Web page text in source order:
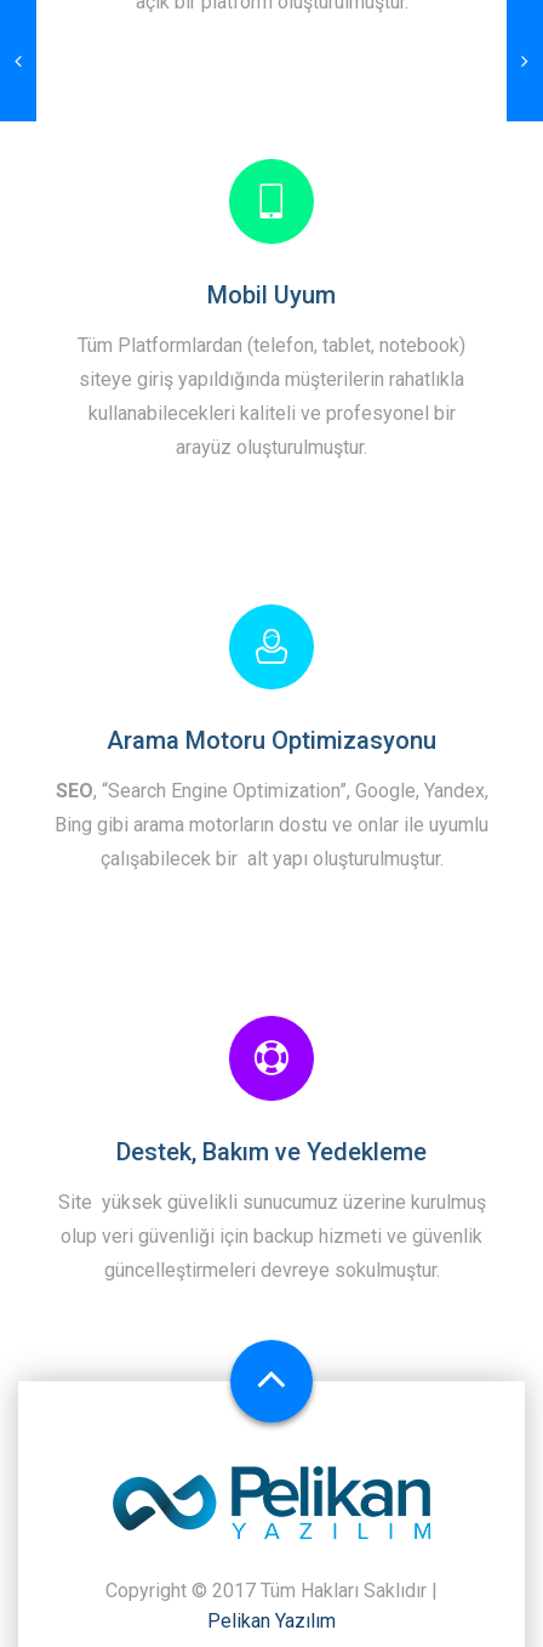
Mobil Uyum
Tüm Platformlardan (telefon, tablet, notebook)
siteye giriş yapıldığında müşterilerin rahatlıkla
kullanabilecekleri kaliteli ve profesyonel bir
arayüz oluşturulmuştur.
Arama Motoru Optimizasyonu
SEO, “Search Engine Optimization”, Google, Yandex,
Bing gibi arama motorların dostu ve onlar ile uyumlu
çalışabilecek bir alt yapı oluşturulmuştur.
Destek, Bakım ve Yedekleme
Site yüksek güvelikli sunucumuz üzerine kurulmuş
olup veri güvenliği için backup hizmeti ve güvenlik
güncelleştirmeleri devreye sokulmuştur.
Copyright © 2017 Tüm Hakları Saklıdır |
Pelikan Yazılım